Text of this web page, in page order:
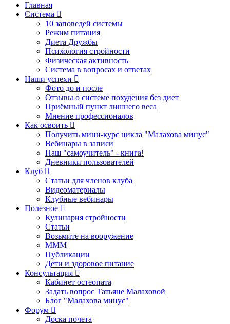
Главная
Система
10 заповедей системы
Режим питания
Диета Дружбы
Психология стройности
Физическая активность
Система в вопросах и ответах
Наши успехи
Фото до и после
Отзывы о системе похудения без диет
Приёмный пункт лишнего веса
Мнение профессионалов
Как освоить
Получить мини-курс цикла "Малахова минус"
Вебинары в записи
Наш "самоучитель" - книга!
Дневники пользователей
Клуб
Статьи для членов клуба
Видеоматериалы
Клубные вебинары
Полезное
Кулинария стройности
Статьи
Возьмите на вооружение
МММ
Публикации
Дети и здоровое питание
Консультация
Кабинет остеопата
Задать вопрос Татьяне Малаховой
Блог "Малахова минус"
Форум
Доска почета